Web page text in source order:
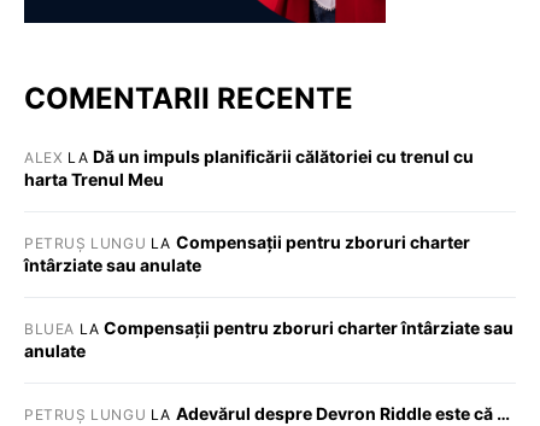
COMENTARII RECENTE
ALEX LA Dă un impuls planificării călătoriei cu trenul cu
harta Trenul Meu
PETRUȘ LUNGU LA Compensații pentru zboruri charter
întârziate sau anulate
BLUEA LACompensații pentru zboruri charter întârziate sau
anulate
PETRUȘ LUNGU LA Adevărul despre Devron Riddle este că …